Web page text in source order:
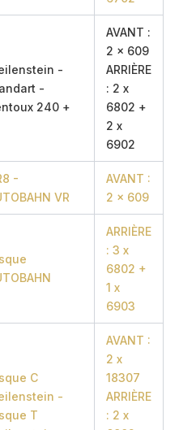
-
-
240 +
AVANT :
2 x 609
ARRIÈRE
: 2 x
6802 +
2 x
6902
-
VR
AVANT :
2 x 609
ARRIÈRE
: 3 x
6802 +
1 x
6903
C
-
T
AVANT :
2 x
18307
ARRIÈRE
: 2 x